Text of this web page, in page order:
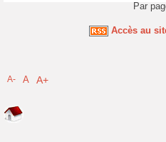
Par
Accès au
A- A A+